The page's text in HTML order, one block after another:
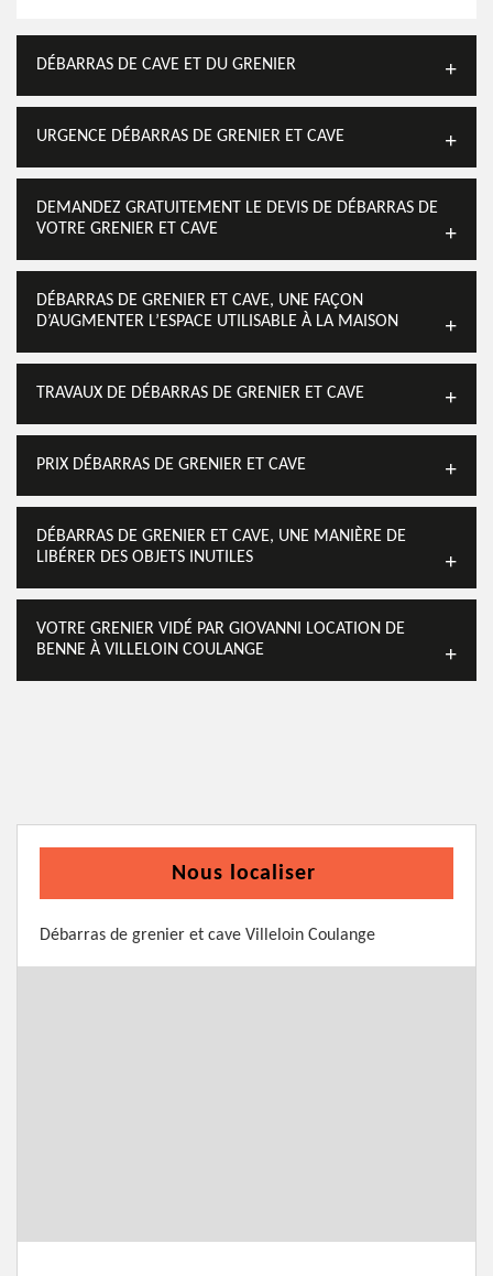
DÉBARRAS DE CAVE ET DU GRENIER
URGENCE DÉBARRAS DE GRENIER ET CAVE
DEMANDEZ GRATUITEMENT LE DEVIS DE DÉBARRAS DE
VOTRE GRENIER ET CAVE
DÉBARRAS DE GRENIER ET CAVE, UNE FAÇON
D’AUGMENTER L’ESPACE UTILISABLE À LA MAISON
TRAVAUX DE DÉBARRAS DE GRENIER ET CAVE
PRIX DÉBARRAS DE GRENIER ET CAVE
DÉBARRAS DE GRENIER ET CAVE, UNE MANIÈRE DE
LIBÉRER DES OBJETS INUTILES
VOTRE GRENIER VIDÉ PAR GIOVANNI LOCATION DE
BENNE À VILLELOIN COULANGE
Nous localiser
Débarras de grenier et cave Villeloin Coulange